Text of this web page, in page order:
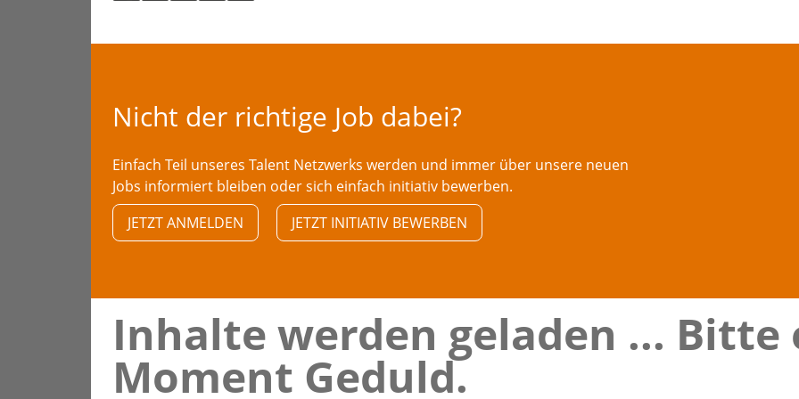
Nicht der richtige Job dabei?
Einfach Teil unseres Talent Netzwerks werden und immer über unsere neuen
Jobs informiert bleiben oder sich einfach initiativ bewerben.
JETZT ANMELDEN
JETZT INITIATIV BEWERBEN
Inhalte werden geladen ... Bitte
Moment Geduld.